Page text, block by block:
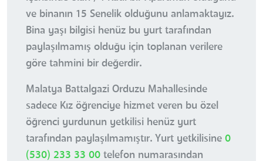
ve binanın 15 Senelik olduğunu anlamaktayız.
Bina yaşı bilgisi henüz bu yurt tarafından
paylaşılmamış olduğu için toplanan verilere
göre tahmini bir değerdir.
Malatya Battalgazi Orduzu Mahallesinde
sadece Kız öğrenciye hizmet veren bu özel
öğrenci yurdunun yetkilisi henüz yurt
tarafından paylaşılmamıştır. Yurt yetkilisine 0
(530) 233 33 00 telefon numarasından